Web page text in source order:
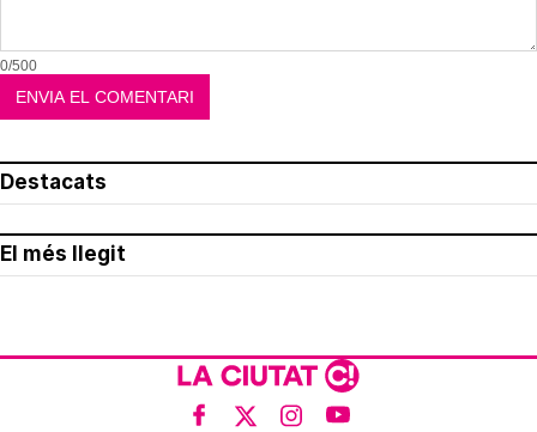
0/500
Destacats
El més llegit